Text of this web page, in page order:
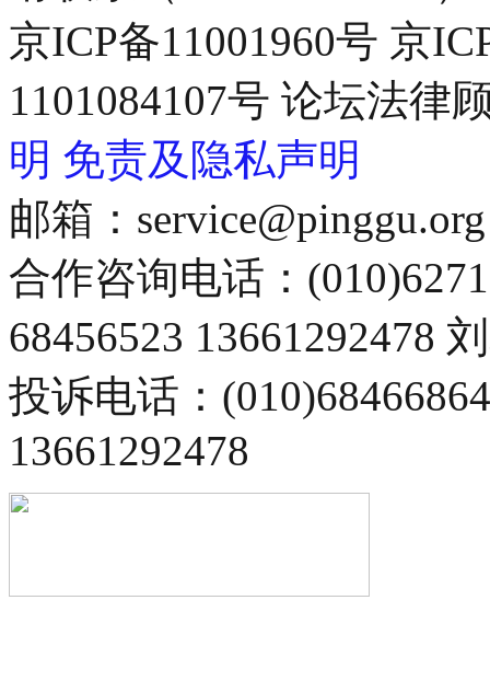
京ICP备11001960号 京
1101084107号 论坛法律
明 免责及隐私声明
邮箱：service@pinggu.org
合作咨询电话：
68456523 13661292478
投诉电话：
13661292478